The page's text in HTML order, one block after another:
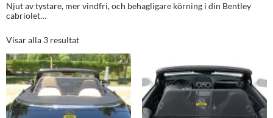
Njut av tystare, mer vindfri, och behagligare körning i din Bentley
cabriolet…
Visar alla 3 resultat